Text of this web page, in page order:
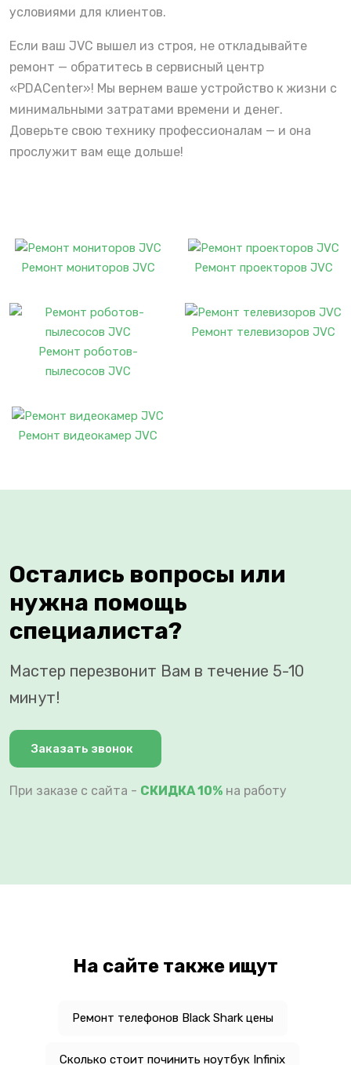
условиями для клиентов.
Если ваш JVC вышел из строя, не откладывайте
ремонт — обратитесь в сервисный центр
«PDACenter»! Мы вернем ваше устройство к жизни с
минимальными затратами времени и денег.
Доверьте свою технику профессионалам — и она
прослужит вам еще дольше!
Ремонт мониторов JVC Ремонт проекторов JVC
Ремонт роботов-
пылесосов JVC
Ремонт телевизоров JVC
Ремонт видеокамер JVC
Остались вопросы или
нужна помощь
специалиста?
Мастер перезвонит Вам в течение 5-10
минут!
Заказать звонок
При заказе с сайта - СКИДКА 10% на работу
На сайте также ищут
Ремонт телефонов Black Shark цены
Сколько стоит починить ноутбук Infinix